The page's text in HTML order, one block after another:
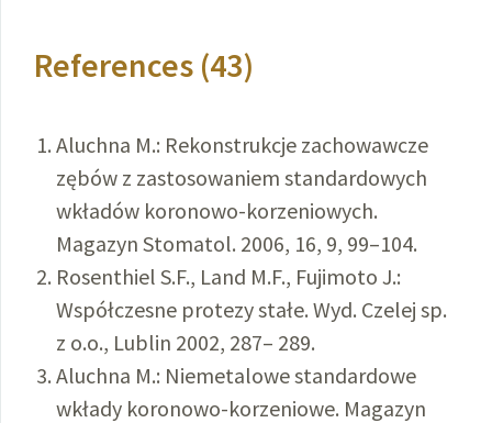
References (43)
Aluchna M.: Rekonstrukcje zachowawcze
zębów z zastosowaniem standardowych
wkładów koronowo-korzeniowych.
Magazyn Stomatol. 2006, 16, 9, 99–104.
Rosenthiel S.F., Land M.F., Fujimoto J.:
Współczesne protezy stałe. Wyd. Czelej sp.
z o.o., Lublin 2002, 287– 289.
Aluchna M.: Niemetalowe standardowe
wkłady koronowo-korzeniowe. Magazyn